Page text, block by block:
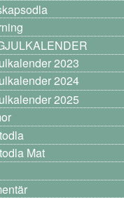
2023
2024
2025
Mat